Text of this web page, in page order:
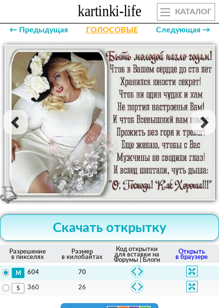
КАТАЛОГ
← Предыдущая ГОЛОСОВЫЕ Следующая →
Скачать открытку
Разрешение
в пикселях
Размер
в килобайтах
Код открытки
для вставки на
Форумы | Блоги
Открыть
в браузере
604 70
360 26